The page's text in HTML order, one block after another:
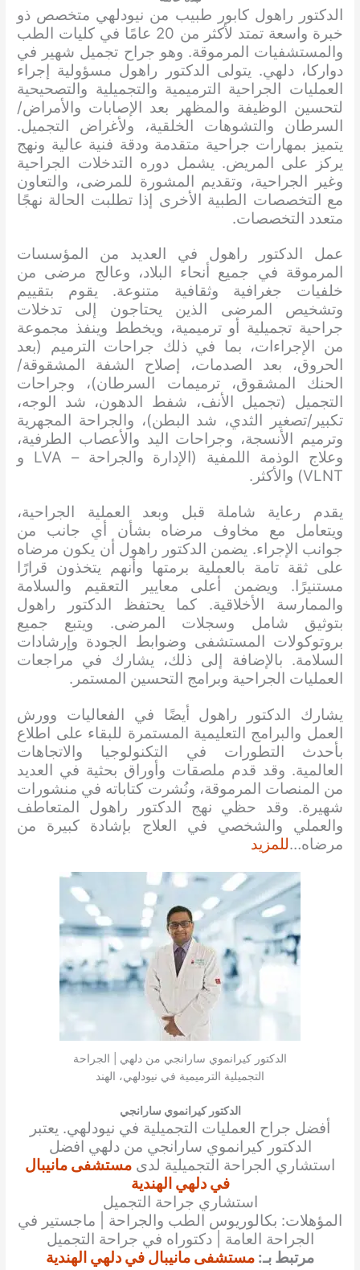
الدكتور راهول كابور طبيب من نيودلهي متخصص ذو
خبرة واسعة تمتد لأكثر من 20 عامًا في كليات الطب
والمستشفيات المرموقة. وهو جراح تجميل شهير في
دواركا، دلهي. يتولى الدكتور راهول مسؤولية إجراء
العمليات الجراحية الترميمية والتجميلية والتصحيحية
لتحسين الوظيفة والمظهر بعد الإصابات والأمراض/
السرطان والتشوهات الخلقية، ولأغراض التجميل.
يتميز بمهارات جراحية متقدمة ودقة فنية عالية ونهج
يركز على المريض. يشمل دوره التدخلات الجراحية
وغير الجراحية، وتقديم المشورة للمرضى، والتعاون
مع التخصصات الطبية الأخرى إذا تطلبت الحالة نهجًا
متعدد التخصصات.
عمل الدكتور راهول في العديد من المؤسسات
المرموقة في جميع أنحاء البلاد، وعالج مرضى من
خلفيات جغرافية وثقافية متنوعة. يقوم بتقييم
وتشخيص المرضى الذين يحتاجون إلى تدخلات
جراحية تجميلية أو ترميمية، ويخطط وينفذ مجموعة
من الإجراءات، بما في ذلك جراحات الترميم (بعد
الحروق، بعد الصدمات، إصلاح الشفة المشقوقة/
الحنك المشقوق، ترميمات السرطان)، وجراحات
التجميل (تجميل الأنف، شفط الدهون، شد الوجه،
تكبير/تصغير الثدي، شد البطن)، والجراحة المجهرية
وترميم الأنسجة، وجراحات اليد والأعصاب الطرفية،
وعلاج الوذمة اللمفية (الإدارة والجراحة – LVA و
VLNT) والأكثر.
يقدم رعاية شاملة قبل وبعد العملية الجراحية،
ويتعامل مع مخاوف مرضاه بشأن أي جانب من
جوانب الإجراء. يضمن الدكتور راهول أن يكون مرضاه
على ثقة تامة بالعملية برمتها وأنهم يتخذون قرارًا
مستنيرًا. ويضمن أعلى معايير التعقيم والسلامة
والممارسة الأخلاقية. كما يحتفظ الدكتور راهول
بتوثيق شامل وسجلات المرضى. ويتبع جميع
بروتوكولات المستشفى وضوابط الجودة وإرشادات
السلامة. بالإضافة إلى ذلك، يشارك في مراجعات
العمليات الجراحية وبرامج التحسين المستمر.
يشارك الدكتور راهول أيضًا في الفعاليات وورش
العمل والبرامج التعليمية المستمرة للبقاء على اطلاع
بأحدث التطورات في التكنولوجيا والاتجاهات
العالمية. وقد قدم ملصقات وأوراق بحثية في العديد
من المنصات المرموقة، ونُشرت كتاباته في منشورات
شهيرة. وقد حظي نهج الدكتور راهول المتعاطف
والعملي والشخصي في العلاج بإشادة كبيرة من
مرضاه…للمزيد
الدكتور كيرانموي سارانجي من دلهي | الجراحة
التجميلية الترميمية في نيودلهي، الهند
الدكتور كيرانموي سارانجي
أفضل جراح العمليات التجميلية في نيودلهي. يعتبر
الدكتور كيرانموي سارانجي من دلهي افضل
استشاري الجراحة التجميلية لدى مستشفى مانيبال
في دلهي الهندية
استشاري جراحة التجميل
المؤهلات: بكالوريوس الطب والجراحة | ماجستير في
الجراحة العامة | دكتوراه في جراحة التجميل
مرتبط بـ: مستشفى مانيبال في دلهي الهندية